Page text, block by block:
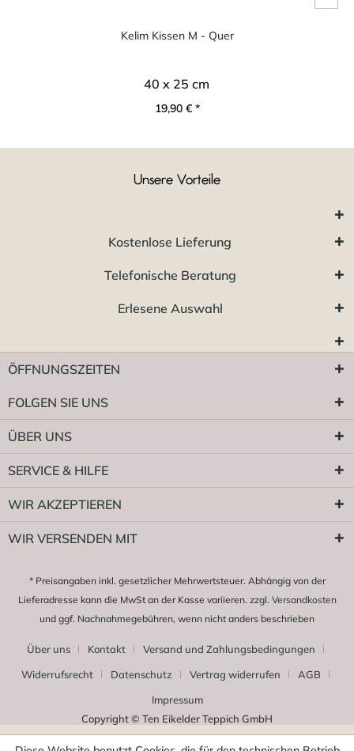
Kelim Kissen M - Quer
40 x 25 cm
19,90 € *
Unsere Vorteile
Kostenlose Lieferung
Telefonische Beratung
Erlesene Auswahl
ÖFFNUNGSZEITEN
FOLGEN SIE UNS
ÜBER UNS
SERVICE & HILFE
WIR AKZEPTIEREN
WIR VERSENDEN MIT
* Preisangaben inkl. gesetzlicher Mehrwertsteuer. Abhängig von der
Lieferadresse kann die MwSt an der Kasse variieren. zzgl. Versandkosten
und ggf. Nachnahmegebühren, wenn nicht anders beschrieben
Über uns Kontakt
Versand und Zahlungsbedingungen
Widerrufsrecht
Datenschutz Vertrag widerrufen
AGB
Impressum
Copyright © Ten Eikelder Teppich GmbH